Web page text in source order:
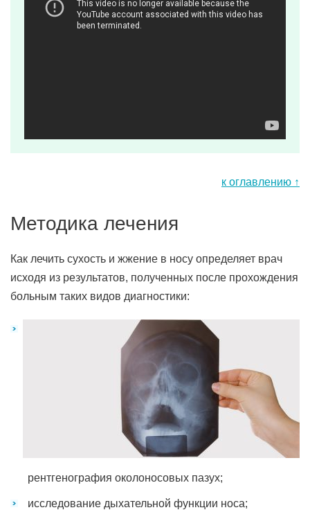
к оглавлению ↑
Методика лечения
Как лечить сухость и жжение в носу определяет врач
исходя из результатов, полученных после прохождения
больным таких видов диагностики:
рентгенография околоносовых пазух;
исследование дыхательной функции носа;